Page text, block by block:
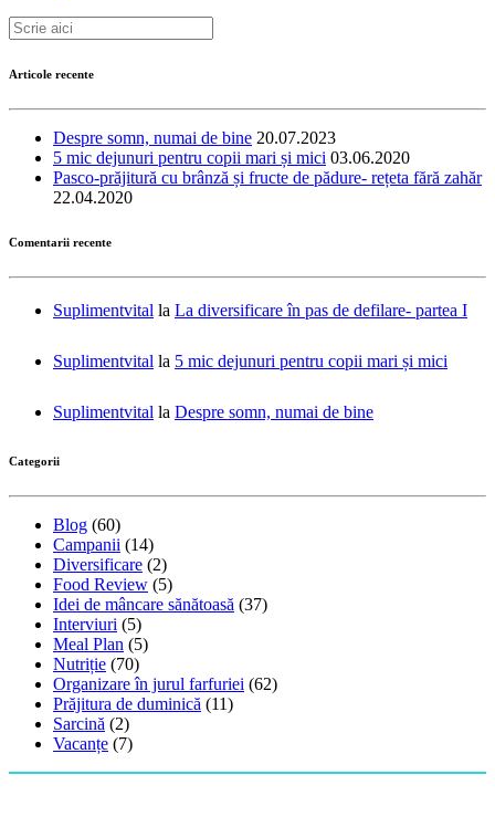
Articole recente
Despre somn, numai de bine 20.07.2023
5 mic dejunuri pentru copii mari și mici 03.06.2020
Pasco-prăjitură cu brânză și fructe de pădure- rețeta fără zahăr
22.04.2020
Comentarii recente
Suplimentvital la La diversificare în pas de defilare- partea I
Suplimentvital la 5 mic dejunuri pentru copii mari și mici
Suplimentvital la Despre somn, numai de bine
Categorii
Blog (60)
Campanii (14)
Diversificare (2)
Food Review (5)
Idei de mâncare sănătoasă (37)
Interviuri (5)
Meal Plan (5)
Nutriție (70)
Organizare în jurul farfuriei (62)
Prăjitura de duminică (11)
Sarcină (2)
Vacanțe (7)